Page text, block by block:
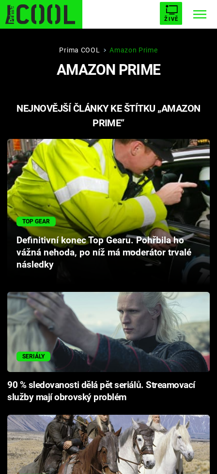
ŽIVĚ
STARHOUSE BUFFY, PŘEMOŽITELKA UPÍRŮ
PLNEJ KOTEL AVENGERS 5
Filmy
Seriály
Hry
Cool Esport
Pořady
Sledujte prima+
Přihlášení
Sledujte nás
Prima COOL Amazon Prime
AMAZON PRIME
NEJNOVĚJŠÍ ČLÁNKY KE ŠTÍTKU „AMAZON
PRIME“
TOP GEAR
Definitivní konec Top Gearu. Pohřbila ho
vážná nehoda, po níž má moderátor trvalé
následky
SERIÁLY
90 % sledovanosti dělá pět seriálů. Streamovací
služby mají obrovský problém